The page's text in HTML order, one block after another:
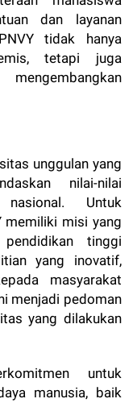
dan layanan
tidak hanya
tetapi juga
unggulan yang
nilai-nilai
Untuk
memiliki misi yang
tinggi
yang inovatif,
masyarakat
menjadi pedoman
yang dilakukan
untuk
manusia, baik